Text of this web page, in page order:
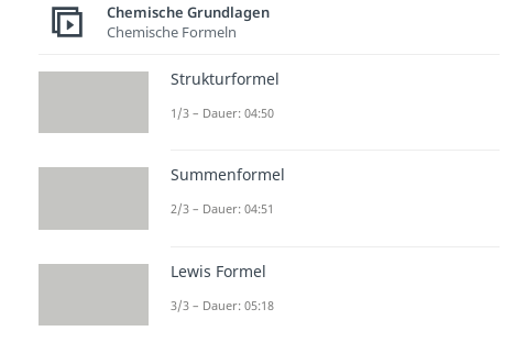
Chemische Grundlagen
Chemische Formeln
Strukturformel
1/3 – Dauer: 04:50
Summenformel
2/3 – Dauer: 04:51
Lewis Formel
3/3 – Dauer: 05:18